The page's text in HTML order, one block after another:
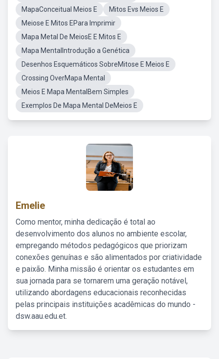
MapaConceitual Meios E
Mitos Evs Meios E
Meiose E Mitos EPara Imprimir
Mapa Metal De MeiosE E Mitos E
Mapa MentalIntrodução a Genética
Desenhos Esquemáticos SobreMitose E Meios E
Crossing OverMapa Mental
Meios E Mapa MentalBem Simples
Exemplos De Mapa Mental DeMeios E
Emelie
Como mentor, minha dedicação é total ao
desenvolvimento dos alunos no ambiente escolar,
empregando métodos pedagógicos que priorizam
conexões genuínas e são alimentados por criatividade
e paixão. Minha missão é orientar os estudantes em
sua jornada para se tornarem uma geração notável,
utilizando abordagens educacionais reconhecidas
pelas principais instituições acadêmicas do mundo -
dsw.aau.edu.et.